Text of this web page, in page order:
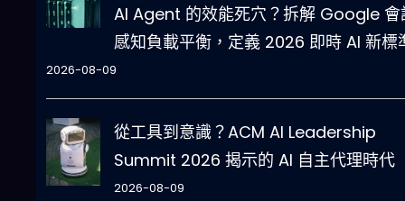
AI Agent 的效能死穴？拆解 Google 會
感知負載平衡，定義 2026 即時 AI 新標
2026-08-09
從工具到意識？ACM AI Leadership
Summit 2026 揭示的 AI 自主代理時代
2026-08-09